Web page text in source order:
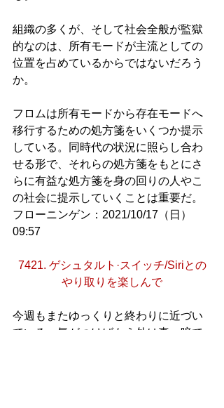
組織の多くが、そして社会全般が監獄
的なのは、所有モードが主流としての
位置を占めているからではないだろう
か。
フロムは所有モードから存在モードへ
移行するための処方箋をいくつか提示
している。同時代の状況に照らし合わ
せる形で、それらの処方箋をもとにさ
らに有益な処方箋を身の回りの人やこ
の社会に提示していくことは重要だ。
フローニンゲン：2021/10/17（日）
09:57
7421. ゲシュタルト·スイッチ/Siriとの
やり取りを楽しんで
今週もまたゆっくりと終わりに近づい
ている。気がつけばもう外は真っ暗で